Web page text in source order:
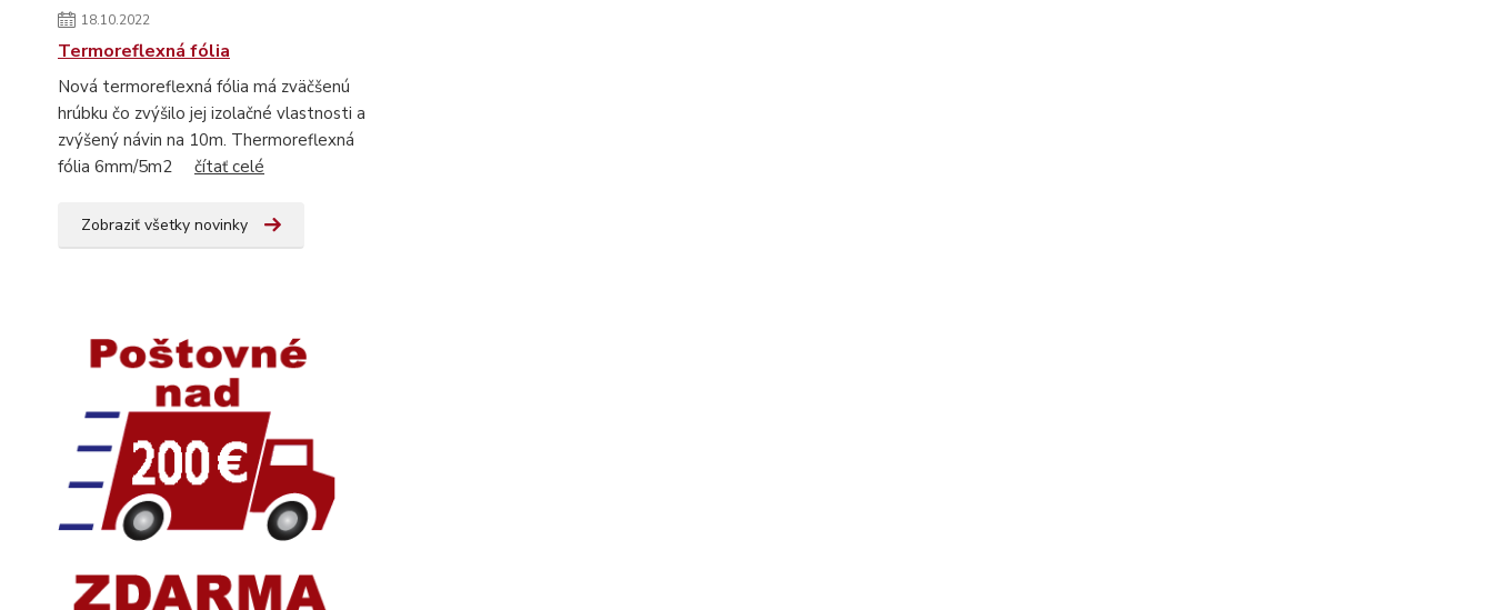
18.10.2022
Termoreflexná fólia
Nová termoreflexná fólia má zväčšenú
hrúbku čo zvýšilo jej izolačné vlastnosti a
zvýšený návin na 10m. Thermoreflexná
fólia 6mm/5m2 čítať celé
Zobraziť všetky novinky